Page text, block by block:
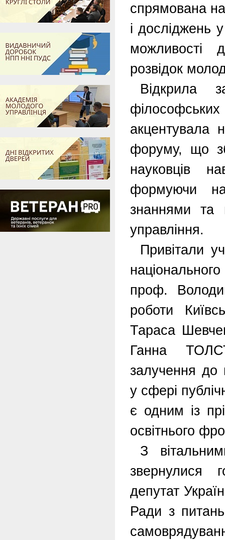
спрямована на
і досліджень
можливості
розвідок
Відкрила
акцентувала
форуму, що
науковців
формуючи
знаннями та
управління.
Привітали
проф.
роботи
Тараса
Ганна
залучення до
у сфері
є одним із
освітнього
З
звернулися
депутат
Ради з питань